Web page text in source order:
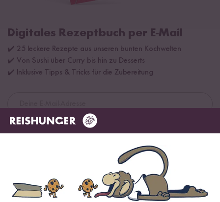
Digitales Rezeptbuch per E-Mail
✔️ 25 leckere Rezepte aus unseren bunten Kochwelten
✔️ Von Sushi über Curry bis hin zu Desserts
✔️ Inklusive Tipps & Tricks für die Zubereitung
Jetzt sichern
*Das Digitale Rezeptbuch wird dir nach vollständiger Anmeldung zum Newsletter
Mehr Rezepte mit Bio Wild Reis